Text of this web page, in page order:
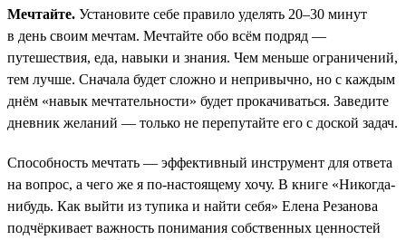
Мечтайте. Установите себе правило уделять 20–30 минут
в день своим мечтам. Мечтайте обо всём подряд —
путешествия, еда, навыки и знания. Чем меньше ограничений,
тем лучше. Сначала будет сложно и непривычно, но с каждым
днём «навык мечтательности» будет прокачиваться. Заведите
дневник желаний — только не перепутайте его с доской задач.
Способность мечтать — эффективный инструмент для ответа
на вопрос, а чего же я по-настоящему хочу. В книге «Никогда-
нибудь. Как выйти из тупика и найти себя» Елена Резанова
подчёркивает важность понимания собственных ценностей